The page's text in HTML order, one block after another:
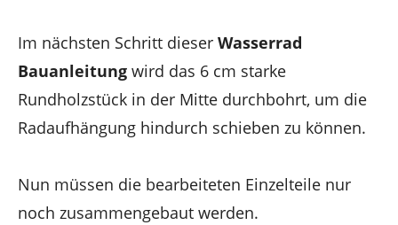
Im nächsten Schritt dieser Wasserrad
Bauanleitung wird das 6 cm starke
Rundholzstück in der Mitte durchbohrt, um die
Radaufhängung hindurch schieben zu können.
Nun müssen die bearbeiteten Einzelteile nur
noch zusammengebaut werden.